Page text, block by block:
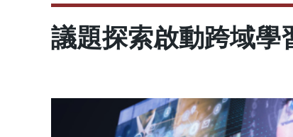
議題探索啟動跨域學